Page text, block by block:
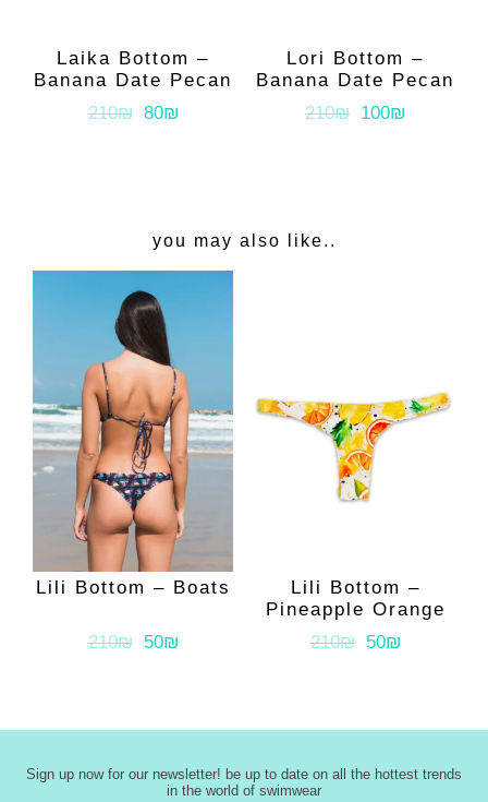
Laika Bottom –
Banana Date Pecan
210₪ 80₪
Lori Bottom –
Banana Date Pecan
210₪ 100₪
you may also like..
Lili Bottom – Boats
210₪ 50₪
Lili Bottom –
Pineapple Orange
210₪
50₪
Sign up now for our newsletter! be up to date on all the hottest trends
in the world of swimwear